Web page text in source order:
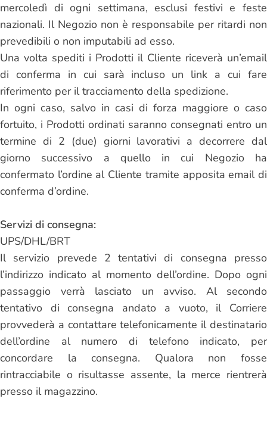
mercoledì di ogni settimana, esclusi festivi e feste
nazionali. Il Negozio non è responsabile per ritardi non
prevedibili o non imputabili ad esso.
Una volta spediti i Prodotti il Cliente riceverà un’email
di conferma in cui sarà incluso un link a cui fare
riferimento per il tracciamento della spedizione.
In ogni caso, salvo in casi di forza maggiore o caso
fortuito, i Prodotti ordinati saranno consegnati entro un
termine di 2 (due) giorni lavorativi a decorrere dal
giorno successivo a quello in cui Negozio ha
confermato l’ordine al Cliente tramite apposita email di
conferma d’ordine.
Servizi di consegna:
UPS/DHL/BRT
Il servizio prevede 2 tentativi di consegna presso
l’indirizzo indicato al momento dell’ordine. Dopo ogni
passaggio verrà lasciato un avviso. Al secondo
tentativo di consegna andato a vuoto, il Corriere
provvederà a contattare telefonicamente il destinatario
dell’ordine al numero di telefono indicato, per
concordare la consegna. Qualora non fosse
rintracciabile o risultasse assente, la merce rientrerà
presso il magazzino.